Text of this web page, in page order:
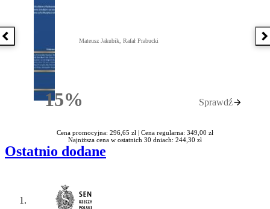
Poprzednia książka
15%Rabatu
Mateusz Jakubik, Rafał Prabucki
Sprawdź
Cena promocyjna: 296,65 zł | Cena regularna: 349,00 zł
Najniższa cena w ostatnich 30 dniach: 244,30 zł
Ostatnio dodane